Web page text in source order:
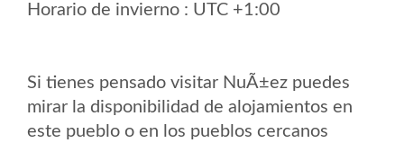
Horario de invierno : UTC +1:00
Si tienes pensado visitar NuÃ±ez puedes
mirar la disponibilidad de alojamientos en
este pueblo o en los pueblos cercanos